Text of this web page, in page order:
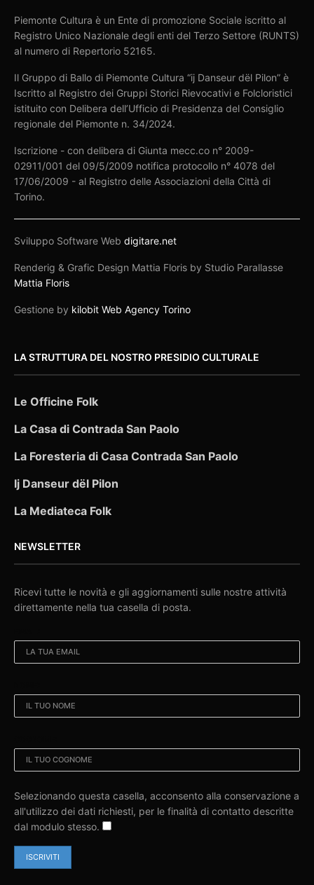
Piemonte Cultura è un Ente di promozione Sociale iscritto al
Registro Unico Nazionale degli enti del Terzo Settore (RUNTS)
al numero di Repertorio 52165.
Il Gruppo di Ballo di Piemonte Cultura “ij Danseur dël Pilon” è
Iscritto al Registro dei Gruppi Storici Rievocativi e Folcloristici
istituito con Delibera dell’Ufficio di Presidenza del Consiglio
regionale del Piemonte n. 34/2024.
Iscrizione - con delibera di Giunta mecc.co n° 2009-
02911/001 del 09/5/2009 notifica protocollo n° 4078 del
17/06/2009 - al Registro delle Associazioni della Città di
Torino.
Sviluppo Software Webdigitare.net
Renderig & Grafic Design Mattia Floris by Studio Parallasse
Mattia Floris
Gestione by kilobit Web Agency Torino
LA STRUTTURA DEL NOSTRO PRESIDIO CULTURALE
Le Officine Folk
La Casa di Contrada San Paolo
La Foresteria di Casa Contrada San Paolo
Ij Danseur dël Pilon
La Mediateca Folk
NEWSLETTER
Ricevi tutte le novità e gli aggiornamenti sulle nostre attività
direttamente nella tua casella di posta.
Selezionando questa casella, acconsento alla conservazione a
all'utilizzo dei dati richiesti, per le finalità di contatto descritte
dal modulo stesso.